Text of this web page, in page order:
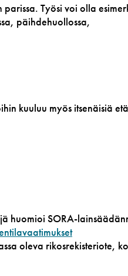
Työsi voi olla
päihdehuollossa,
kuuluu myös itsenäisiä
huomioi SORA-
oleva rikosrekisteriote,